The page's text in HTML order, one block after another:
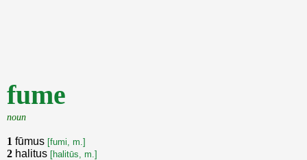
fume
noun
1 fūmus [fumi, m.]
2 halitus [halitūs, m.]